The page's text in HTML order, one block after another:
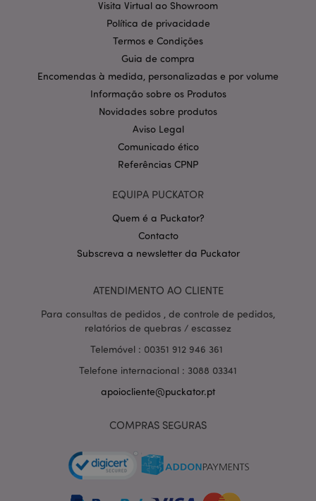
Visita Virtual ao Showroom
Política de privacidade
Termos e Condições
Guia de compra
Encomendas à medida, personalizadas e por volume
Informação sobre os Produtos
Novidades sobre produtos
Aviso Legal
Comunicado ético
Referências CPNP
EQUIPA PUCKATOR
Quem é a Puckator?
Contacto
Subscreva a newsletter da Puckator
ATENDIMENTO AO CLIENTE
Para consultas de pedidos , de controle de pedidos,
relatórios de quebras / escassez
Telemóvel : 00351 912 946 361
Telefone internacional : 3088 03341
apoiocliente@puckator.pt
COMPRAS SEGURAS
Segmentação
Funcionalidade
funcionalidades centrais do website, tais como login
de utilizador e gestão de conta. O sítio web não
pode ser utilizado correctamente sem os cookies
estritamente necessários.
Provider
CookieScriptConsent
mage-cache-storage-section-
Adobe Inc.